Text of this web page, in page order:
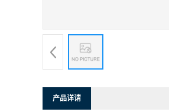
产品详请